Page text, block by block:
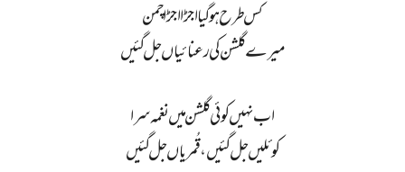
کس طرح ہو گیا اجڑا اجڑا چمن
میرے گلشن کی رعنائیاں جل گئیں
اب نہیں کوئی گلشن میں نغمہ سرا
کوئلیں جل گئیں، قُمریاں جل گئیں